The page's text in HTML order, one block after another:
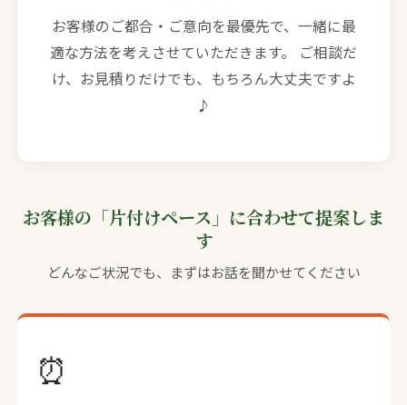
お客様のご都合・ご意向を最優先で、一緒に最
適な方法を考えさせていただきます。 ご相談だ
け、お見積りだけでも、もちろん大丈夫ですよ
♪
お客様の「片付けペース」に合わせて提案しま
す
どんなご状況でも、まずはお話を聞かせてください
⏰